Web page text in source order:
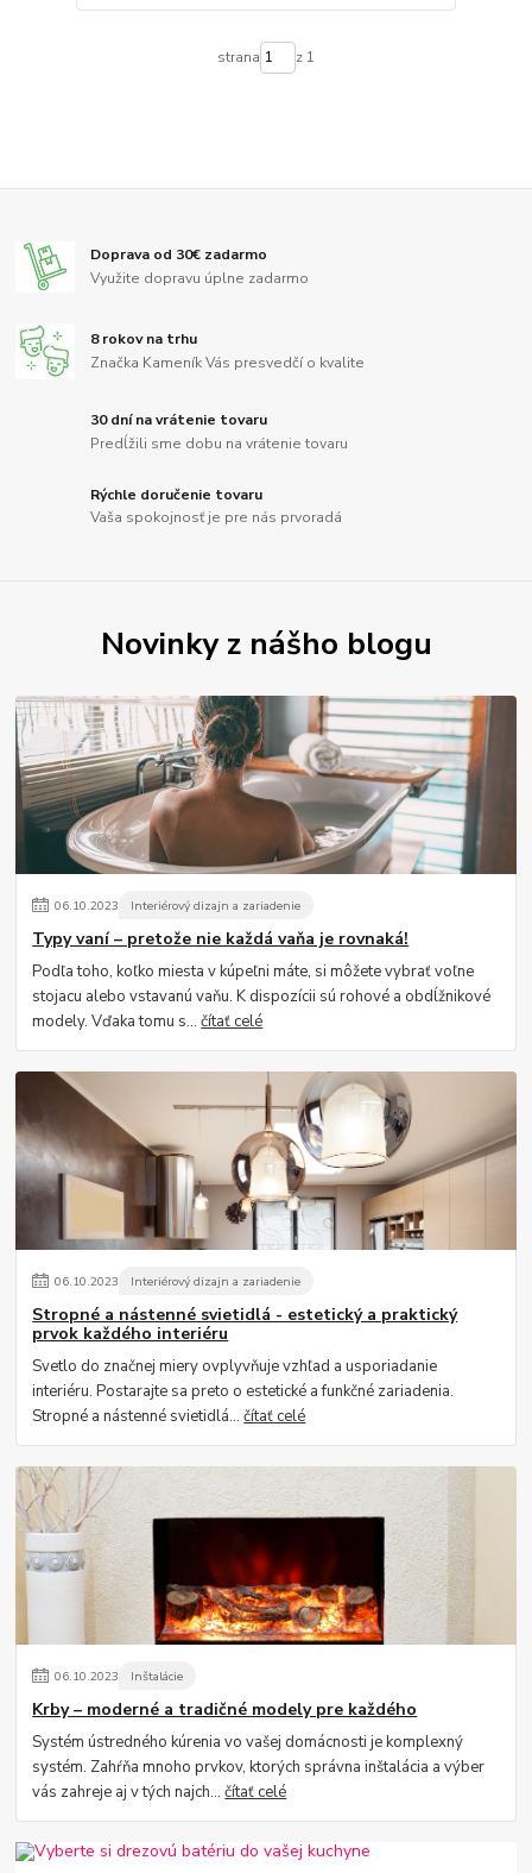
strana z 1
Doprava od 30€ zadarmo
Využite dopravu úplne zadarmo
8 rokov na trhu
Značka Kameník Vás presvedčí o kvalite
30 dní na vrátenie tovaru
Predĺžili sme dobu na vrátenie tovaru
Rýchle doručenie tovaru
Vaša spokojnosť je pre nás prvoradá
Novinky z nášho blogu
06.10.2023 Interiérový dizajn a zariadenie
Typy vaní – pretože nie každá vaňa je rovnaká!
Podľa toho, koľko miesta v kúpeľni máte, si môžete vybrať voľne
stojacu alebo vstavanú vaňu. K dispozícii sú rohové a obdĺžnikové
modely. Vďaka tomu s...čítať celé
06.10.2023 Interiérový dizajn a zariadenie
Stropné a nástenné svietidlá - estetický a praktický
prvok každého interiéru
Svetlo do značnej miery ovplyvňuje vzhľad a usporiadanie
interiéru. Postarajte sa preto o estetické a funkčné zariadenia.
Stropné a nástenné svietidlá...čítať celé
06.10.2023 Inštalácie
Krby – moderné a tradičné modely pre každého
Systém ústredného kúrenia vo vašej domácnosti je komplexný
systém. Zahŕňa mnoho prvkov, ktorých správna inštalácia a výber
vás zahreje aj v tých najch...čítať celé